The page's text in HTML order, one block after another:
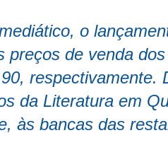
o
preços de venda
respectivamente.
da Literatura em
às bancas das